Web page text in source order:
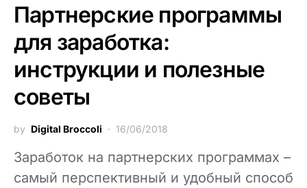
Партнерские программы
для заработка:
инструкции и полезные
советы
by Digital Broccoli 16/06/2018
Заработок на партнерских программах –
самый перспективный и удобный способ